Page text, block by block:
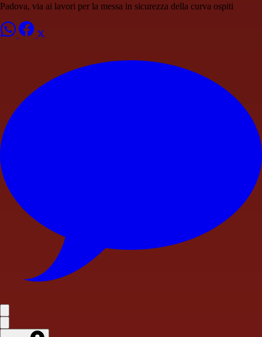
Padova, via ai lavori per la messa in sicurezza della curva ospiti